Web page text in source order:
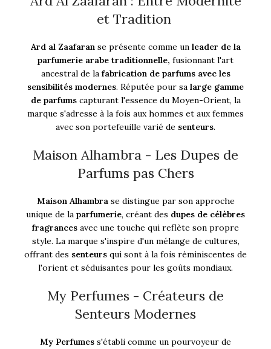
et Tradition
Ard al Zaafaranse présente comme un leader de la
parfumerie arabe traditionnelle, fusionnant l'art
ancestral de la fabrication de parfums avec les
sensibilités modernes. Réputée pour sa large gamme
de parfumscapturant l'essence du Moyen-Orient, la
marque s'adresse à la fois aux hommes et aux femmes
avec son portefeuille varié de senteurs.
Maison Alhambra - Les Dupes de
Parfums pas Chers
Maison Alhambra se distingue par son approche
unique de la parfumerie, créant des dupes de célèbres
fragrances avec une touche qui reflète son propre
style. La marque s'inspire d'un mélange de cultures,
offrant des senteurs qui sont à la fois réminiscentes de
l'orient et séduisantes pour les goûts mondiaux.
My Perfumes - Créateurs de
Senteurs Modernes
My Perfumes s'établi comme un pourvoyeur de